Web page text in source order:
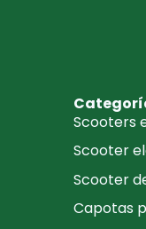
Scooters
Scooter
Scooter
Capotas